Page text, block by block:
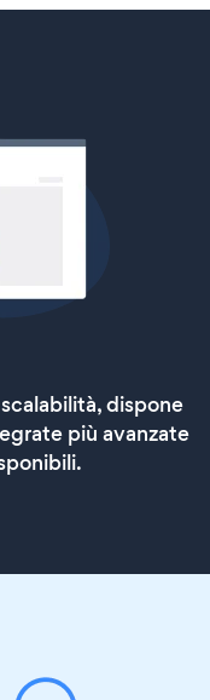
dispone
più avanzate